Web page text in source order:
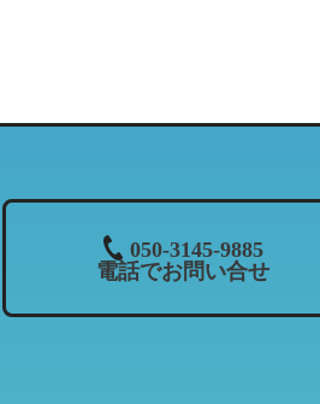
（4）お問い合わせやご意見・ご要望に
列店のご案内をお送りさせて頂くことが
３．個人情報の共同利用について
当社では、お客様から頂いた情報を、当
・共同利用される個人情報：氏名、住所
050-3145-9885
電話でお問い合せ